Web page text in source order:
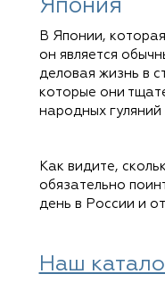
Япония
В Японии,
он является
деловая жизнь в
которые они
народных
Как видите,
обязательно
день в России и
Наш